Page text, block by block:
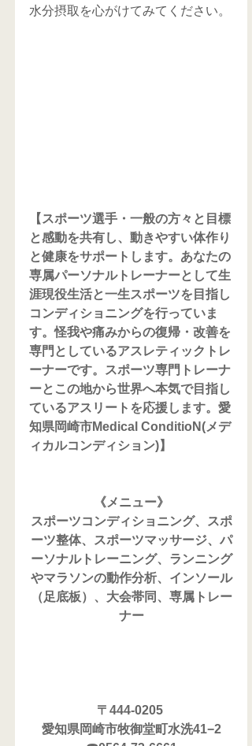
水分摂取を心がけてみてください。
【スポーツ選手・一般の方々と目標
と感動を共有し、動きやすい体作り
と健康をサポートします。あなたの
専属パーソナルトレーナーとして生
涯現役生活と一生スポーツを目指し
コンディショニングを行っていま
す。怪我や痛みからの復帰・改善を
専門としているアスレティックトレ
ーナーです。スポーツ専門トレーナ
ーとこの地から世界へ本気で目指し
ているアスリートを応援します。愛
知県岡崎市Medical ConditioN(メデ
ィカルコンディション)】
《メニュー》
スポーツコンディショニング、スポ
ーツ整体、スポーツマッサージ、パ
ーソナルトレーニング、ランニング
やマラソンの動作分析、インソール
（足底板）、大会帯同、専属トレー
ナー
〒444-0205
愛知県岡崎市牧御堂町水洗41−2